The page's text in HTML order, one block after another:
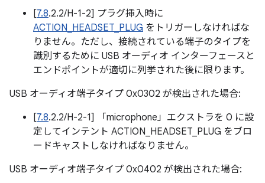
[7.8.2.2/H-1-2] プラグ挿入時に
ACTION_HEADSET_PLUG をトリガーしなければな
りません。ただし、接続されている端子のタイプを
識別するために USB オーディオ インターフェースと
エンドポイントが適切に列挙された後に限ります。
USB オーディオ端子タイプ 0x0302 が検出された場合:
[7.8.2.2/H-2-1] 「microphone」エクストラを 0 に設
定してインテント ACTION_HEADSET_PLUG をブロ
ードキャストしなければなりません。
USB オーディオ端子タイプ 0x0402 が検出された場合: